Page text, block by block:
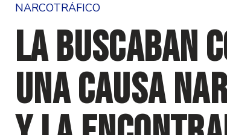
NARCOTRÁFICO
La buscaban
una causa